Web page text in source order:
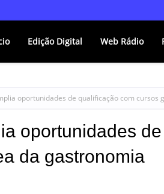
Edição Digital Web Rádio
oportunidades de qualificação com cursos
oportunidades
da gastronomia